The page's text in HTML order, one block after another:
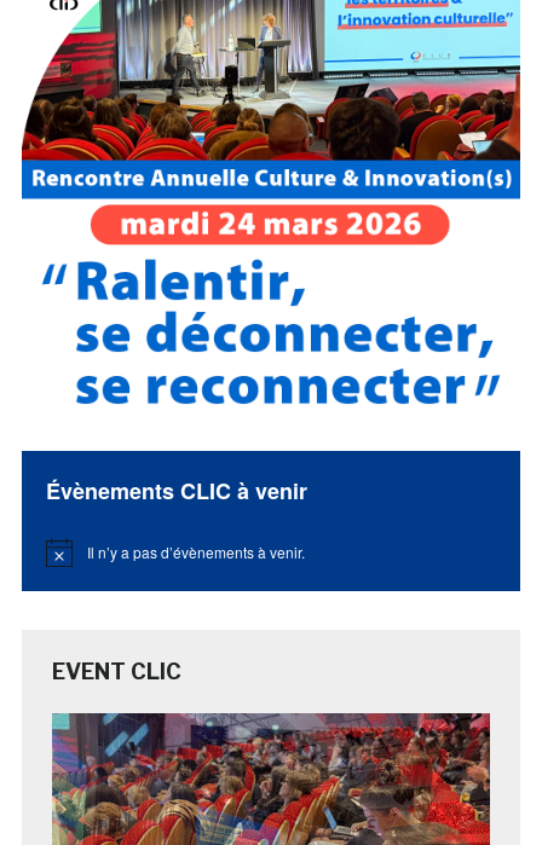
Évènements CLIC à venir
Notice Il n’y a pas d’évènements à venir.
EVENT CLIC